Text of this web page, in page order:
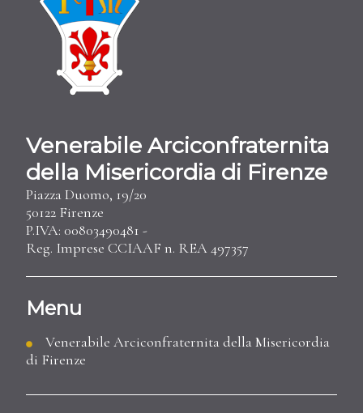
Venerabile Arciconfraternita
della Misericordia di Firenze
Piazza Duomo, 19/20
50122 Firenze
P.IVA: 00803490481 -
Reg. Imprese CCIAAF n. REA 497357
Menu
Venerabile Arciconfraternita della Misericordia
di Firenze